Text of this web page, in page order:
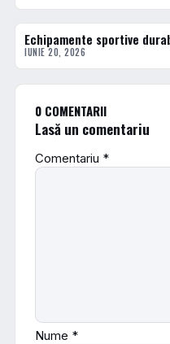
ACTUALE
Echipamente sportive
IUNIE 20, 2026
0 COMENTARII
Lasă un comentariu
Comentariu *
Nume *